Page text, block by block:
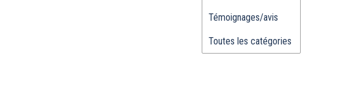
Témoignages/avis
Toutes les catégories